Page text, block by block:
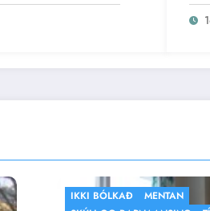
FLOGBÓLTUR